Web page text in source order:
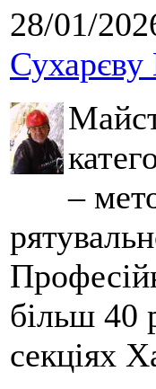
28/01/
–
більш 40
секціях